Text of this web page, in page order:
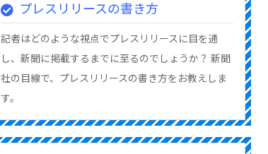
プレスリリースの書き方
記者はどのような視点でプレスリリースに目を通
し、新聞に掲載するまでに至るのでしょうか？ 新聞
社の目線で、プレスリリースの書き方をお教えしま
す。